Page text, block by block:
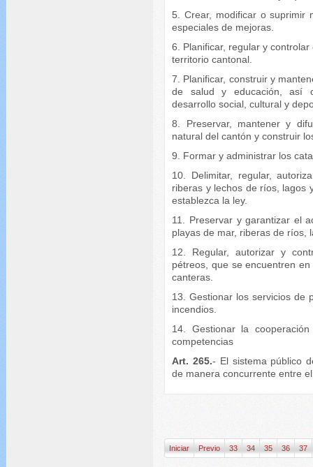
5. Crear, modificar o suprimir
especiales de mejoras.
6. Planificar, regular y
territorio cantonal.
7. Planificar, construir y
de salud y educación, así
desarrollo social, cultural y
8. Preservar, mantener y
natural del cantón y construir
9. Formar y administrar los
10. Delimitar, regular,
riberas y lechos de ríos, lagos
establezca la ley.
11. Preservar y garantizar el
playas de mar, riberas de ríos,
12. Regular, autorizar y
pétreos, que se encuentren
canteras.
13. Gestionar los servicios de
incendios.
14. Gestionar la
competencias
Art. 265.- El sistema público
de manera concurrente entre
Iniciar Previo 33 34 35 36 37